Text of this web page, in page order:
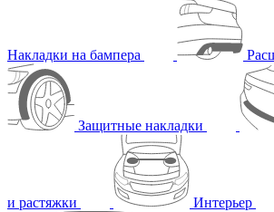
Накладки на бампера
Защитные накладки
и растяжки Интерьер